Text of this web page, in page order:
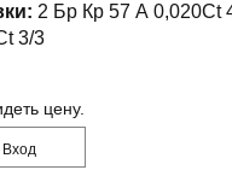
2 Бр Кр 57 А 0,020Ct
3/3
цену.
Вход